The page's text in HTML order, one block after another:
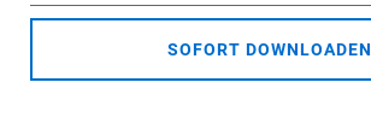
SOFORT DOWNLOADEN